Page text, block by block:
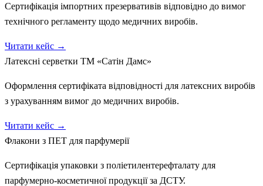
Сертифікація імпортних презервативів відповідно до вимог
технічного регламенту щодо медичних виробів.
Читати кейс →
Латексні серветки ТМ «Сатін Дамс»
Оформлення сертифіката відповідності для латексних виробів
з урахуванням вимог до медичних виробів.
Читати кейс →
Флакони з ПЕТ для парфумерії
Сертифікація упаковки з поліетилентерефталату для
парфумерно-косметичної продукції за ДСТУ.